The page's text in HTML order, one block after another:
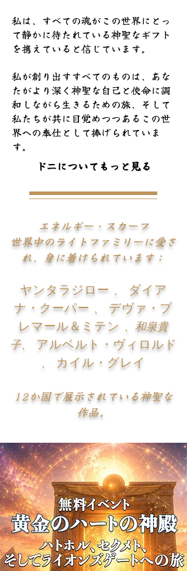
私は、すべての魂がこの世界にとっ
て静かに待たれている神聖なギフト
を携えていると信じています。
私が創り出すすべてのものは、あな
たがより深く神聖な自己と使命に調
和しながら生きるための旅、そして
私たちが共に目覚めつつあるこの世
界への奉仕として捧げられていま
す。
ドニについてもっと見る
ドニについてもっと見る
エネルギー・スカーフ
世界中のライトファミリーに愛さ
れ、身に着けられています：
ヤンタラジロー 、
ダイア
ナ・クーパー 、
デヴァ・プ
レマール＆ミテン 、和泉貴
子、
アルベルト・ヴィロルド
、 カイル・グレイ
12か国で展示されている神聖な
作品。